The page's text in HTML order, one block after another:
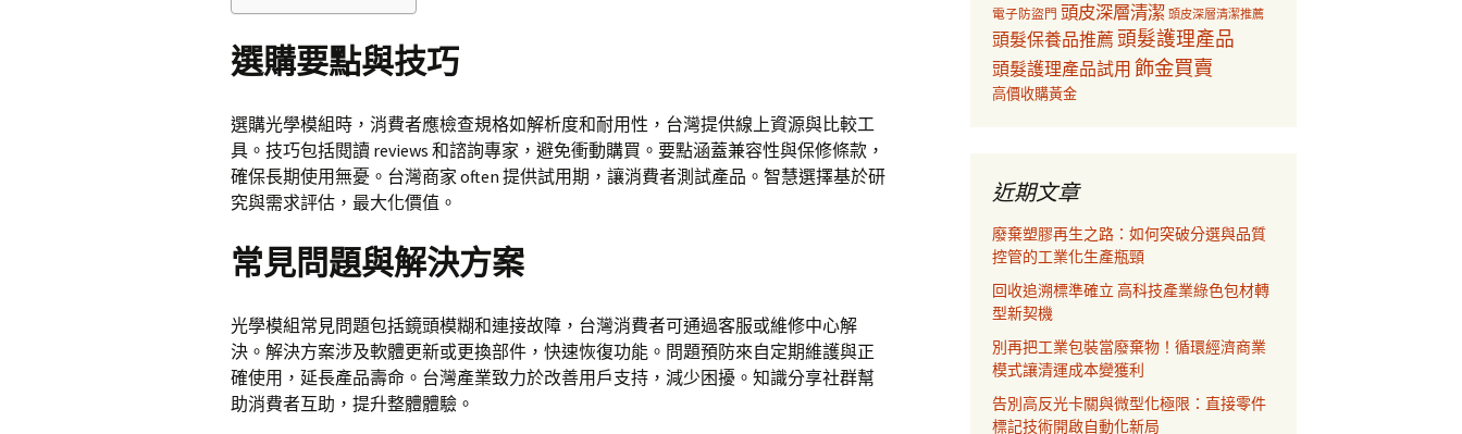
選購要點與技巧
選購光學模組時，消費者應檢查規格如解析度和耐用性，台灣提供線上資源與比較工
具。技巧包括閱讀 reviews 和諮詢專家，避免衝動購買。要點涵蓋兼容性與保修條款，
確保長期使用無憂。台灣商家 often 提供試用期，讓消費者測試產品。智慧選擇基於研
究與需求評估，最大化價值。
常見問題與解決方案
光學模組常見問題包括鏡頭模糊和連接故障，台灣消費者可通過客服或維修中心解
決。解決方案涉及軟體更新或更換部件，快速恢復功能。問題預防來自定期維護與正
確使用，延長產品壽命。台灣產業致力於改善用戶支持，減少困擾。知識分享社群幫
助消費者互助，提升整體體驗。
電子防盜門 頭皮深層清潔 頭皮深層清潔推薦
頭髮保養品推薦 頭髮護理產品
頭髮護理產品試用 飾金買賣
高價收購黃金
近期文章
廢棄塑膠再生之路：如何突破分選與品質
控管的工業化生產瓶頸
回收追溯標準確立 高科技產業綠色包材轉
型新契機
別再把工業包裝當廢棄物！循環經濟商業
模式讓清運成本變獲利
告別高反光卡關與微型化極限：直接零件
標記技術開啟自動化新局